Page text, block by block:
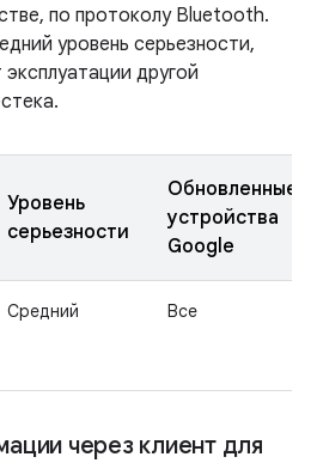
по протоколу Bluetooth.
уровень серьезности,
другой
Уровень
серьезности
Обновленные
устройства
Google
Средний Все
через клиент для